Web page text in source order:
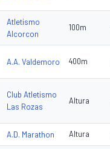
Atletismo
Alcorcon
100m
A.A. Valdemoro 400m
Club Atletismo
Las Rozas
Altura
A.D. Marathon Altura